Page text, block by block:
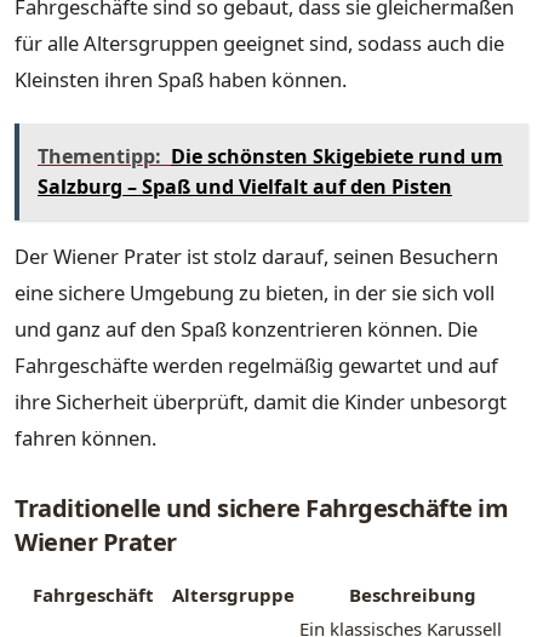
Fahrgeschäfte sind so gebaut, dass sie gleichermaßen
für alle Altersgruppen geeignet sind, sodass auch die
Kleinsten ihren Spaß haben können.
Thementipp: Die schönsten Skigebiete rund um
Salzburg – Spaß und Vielfalt auf den Pisten
Der Wiener Prater ist stolz darauf, seinen Besuchern
eine sichere Umgebung zu bieten, in der sie sich voll
und ganz auf den Spaß konzentrieren können. Die
Fahrgeschäfte werden regelmäßig gewartet und auf
ihre Sicherheit überprüft, damit die Kinder unbesorgt
fahren können.
Traditionelle und sichere Fahrgeschäfte im
Wiener Prater
Fahrgeschäft Altersgruppe Beschreibung
Ein klassisches Karussell